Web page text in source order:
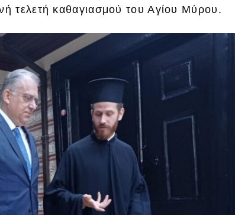
τελετή καθαγιασμού του Αγίου Μύρου.